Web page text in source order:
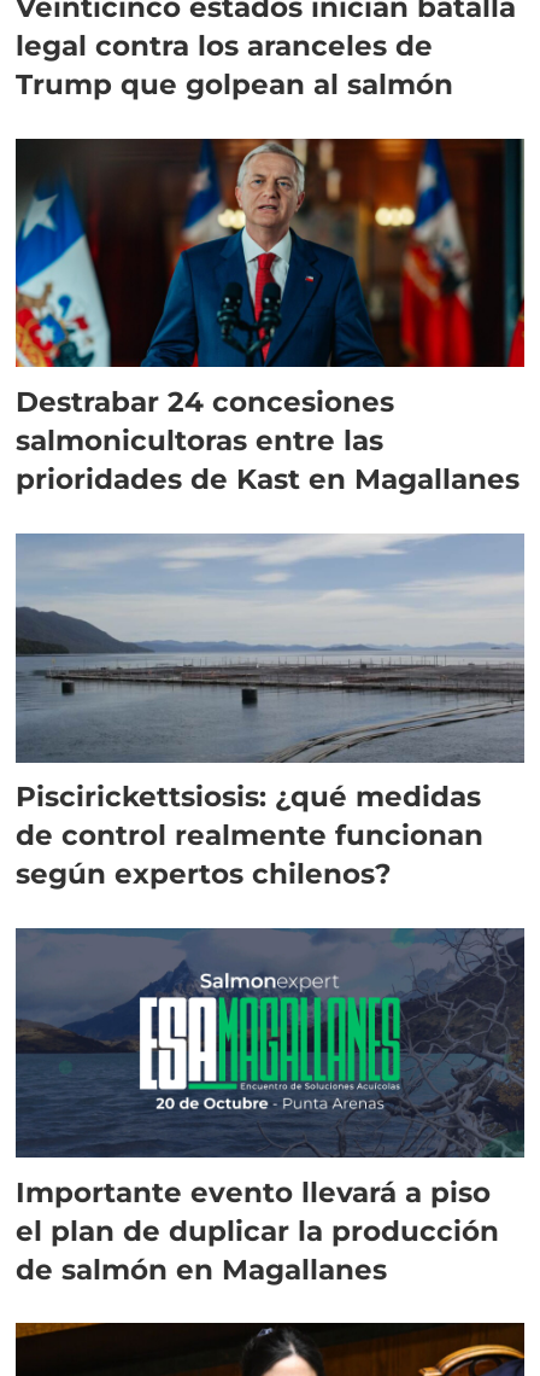
legal contra los aranceles de
Trump que golpean al salmón
Destrabar 24 concesiones
salmonicultoras entre las
prioridades de Kast en Magallanes
Piscirickettsiosis: ¿qué medidas
de control realmente funcionan
según expertos chilenos?
Importante evento llevará a piso
el plan de duplicar la producción
de salmón en Magallanes